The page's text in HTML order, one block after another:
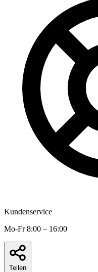
Kundenservice
Mo-Fr 8:00 – 16:00
Teilen